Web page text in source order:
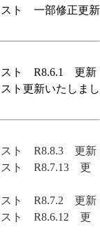
スト 一部修正更新
スト R8.6.1 更新
ト更新いたしまし
スト R8.8.3 更新
スト R8.7.13 更
スト R8.7.2 更新
スト R8.6.12 更